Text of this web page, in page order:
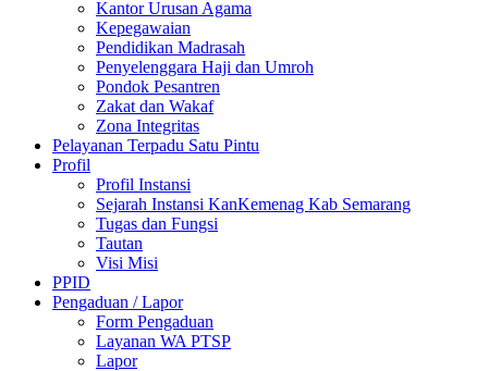
Kantor Urusan Agama
Kepegawaian
Pendidikan Madrasah
Penyelenggara Haji dan Umroh
Pondok Pesantren
Zakat dan Wakaf
Zona Integritas
Pelayanan Terpadu Satu Pintu
Profil
Profil Instansi
Sejarah Instansi KanKemenag Kab Semarang
Tugas dan Fungsi
Tautan
Visi Misi
PPID
Pengaduan / Lapor
Form Pengaduan
Layanan WA PTSP
Lapor